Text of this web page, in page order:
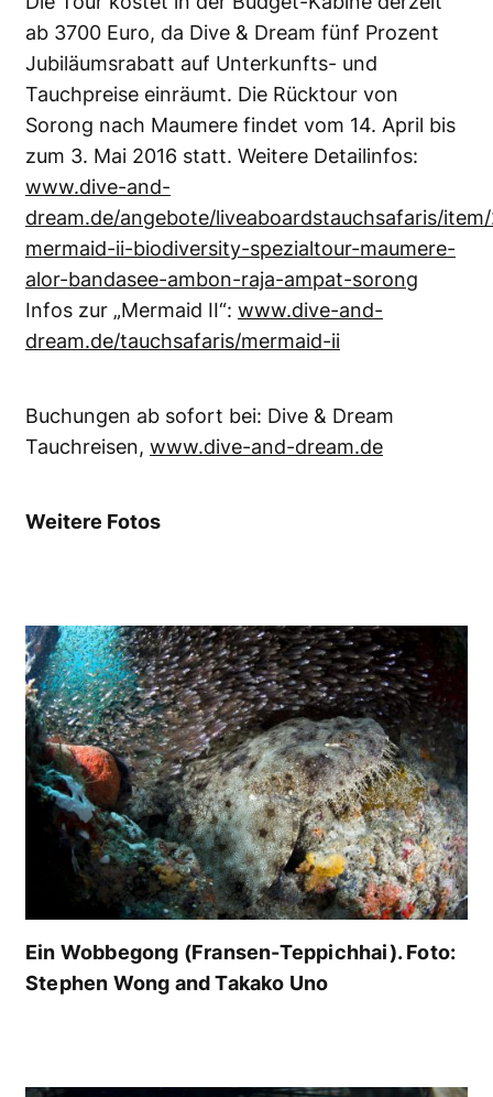
ab 3700 Euro, da Dive & Dream fünf Prozent
Jubiläumsrabatt auf Unterkunfts- und
Tauchpreise einräumt. Die Rücktour von
Sorong nach Maumere findet vom 14. April bis
zum 3. Mai 2016 statt. Weitere Detailinfos:
www.dive-and-
dream.de/angebote/liveaboardstauchsafaris/
mermaid-ii-biodiversity-spezialtour-maumere-
alor-bandasee-ambon-raja-ampat-sorong
Infos zur „Mermaid II“: www.dive-and-
dream.de/tauchsafaris/mermaid-ii
Buchungen ab sofort bei: Dive & Dream
Tauchreisen, www.dive-and-dream.de
Weitere Fotos
Ein Wobbegong (Fransen-Teppichhai). Foto:
Stephen Wong and Takako Uno